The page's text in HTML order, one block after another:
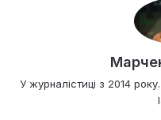
У журналістиці з 2014